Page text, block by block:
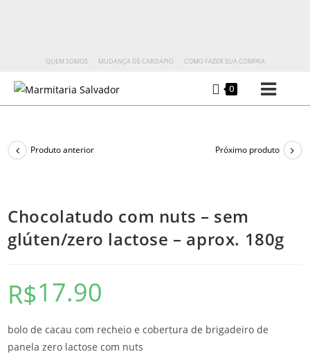
QUEM SOMOS MUDANÇA DE CARDÁPIO COMO FAZER SUA COMPRA
0
Produto anterior Próximo produto
Chocolatudo com nuts – sem
glúten/zero lactose – aprox. 180g
R$17.90
bolo de cacau com recheio e cobertura de brigadeiro de
panela zero lactose com nuts